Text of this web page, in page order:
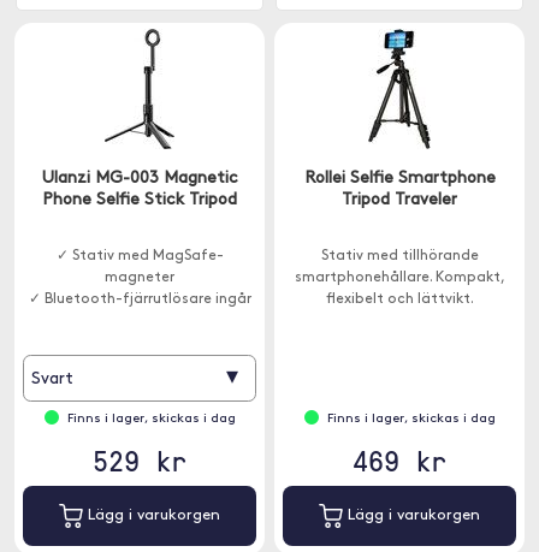
Ulanzi MG-003 Magnetic
Phone Selfie Stick Tripod
✓ Stativ med MagSafe-
magneter
✓ Bluetooth-fjärrutlösare ingår
Svart ▾
Finns i lager, skickas i dag
529 kr
Lägg i varukorgen
Rollei Selfie Smartphone
Tripod Traveler
Stativ med tillhörande
smartphonehållare. Kompakt,
flexibelt och lättvikt.
Finns i lager, skickas i dag
469 kr
Lägg i varukorgen